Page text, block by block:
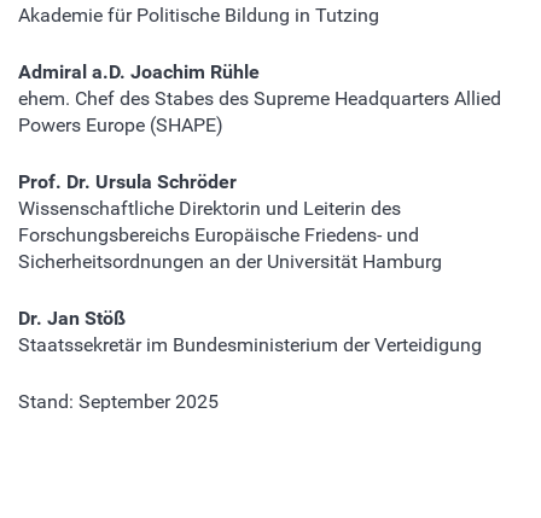
Akademie für Politische Bildung in Tutzing
Admiral a.D. Joachim Rühle
ehem. Chef des Stabes des Supreme Headquarters Allied
Powers Europe (SHAPE)
Prof. Dr. Ursula Schröder
Wissenschaftliche Direktorin und Leiterin des
Forschungsbereichs Europäische Friedens- und
Sicherheitsordnungen an der Universität Hamburg
Dr. Jan Stöß
Staatssekretär im Bundesministerium der Verteidigung
Stand: September 2025